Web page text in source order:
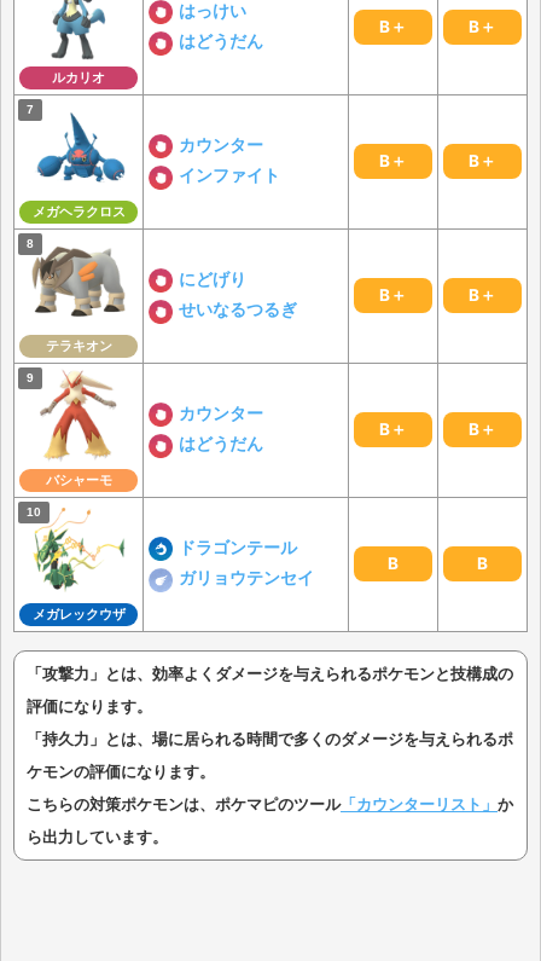
ルカリオ
はっけい
はどうだん
B＋ B＋
メガヘラクロス
カウンター
インファイト
B＋ B＋
テラキオン
にどげり
せいなるつるぎ
B＋ B＋
バシャーモ
カウンター
はどうだん
B＋ B＋
メガレックウザ
ドラゴンテール
ガリョウテンセイ
B B
「攻撃力」とは、効率よくダメージを与えられるポケモンと技構成の
評価になります。
「持久力」とは、場に居られる時間で多くのダメージを与えられるポ
ケモンの評価になります。
こちらの対策ポケモンは、ポケマピのツール「カウンターリスト」 か
ら出力しています。